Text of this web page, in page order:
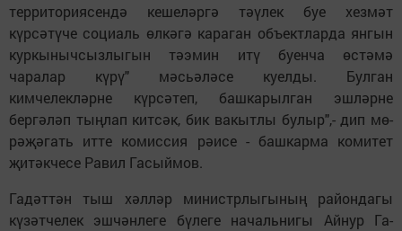
тер­ри­­ториясендә ке­ше­ләргә тәүлек буе хезмәт
күрсәтүче социаль өлкәгә караган объектларда янгын
куркынычсызлыгын тәэмин итү буенча өстәмә
чаралар күрү" мәсьәләсе куелды. Булган
кимчелекләрне күр­сәтеп, башкарылган эш­ләрне
бергәләп тың­лап китсәк, бик вакытлы булыр",- дип мө­
рәҗәгать итте комиссия рәисе - башкарма комитет
җитәкчесе Равил Гасыймов.
Гадәттән тыш хәлләр министрлыгының райондагы
күзәтчелек эш­чән­леге бүлеге на­чальнигы Айнур Га­